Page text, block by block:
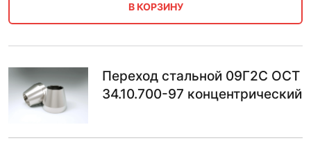
В КОРЗИНУ
Переход стальной 09Г2С ОСТ
34.10.700-97 концентрический